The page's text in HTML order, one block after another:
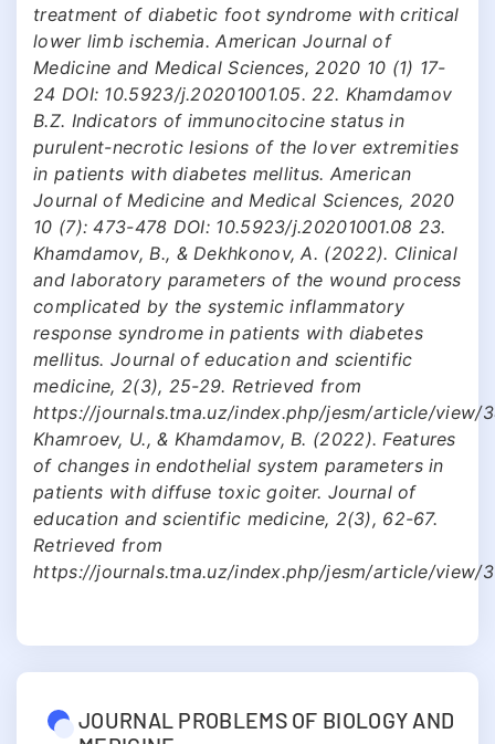
treatment of diabetic foot syndrome with critical
lower limb ischemia. American Journal of
Medicine and Medical Sciences, 2020 10 (1) 17-
24 DOI: 10.5923/j.20201001.05. 22. Khamdamov
B.Z. Indicators of immunocitocine status in
purulent-necrotic lesions of the lover extremities
in patients with diabetes mellitus. American
Journal of Medicine and Medical Sciences, 2020
10 (7): 473-478 DOI: 10.5923/j.20201001.08 23.
Khamdamov, B., & Dekhkonov, A. (2022). Clinical
and laboratory parameters of the wound process
complicated by the systemic inflammatory
response syndrome in patients with diabetes
mellitus. Journal of education and scientific
medicine, 2(3), 25-29. Retrieved from
https://journals.tma.uz/index.php/jesm/article/view/
Khamroev, U., & Khamdamov, B. (2022). Features
of changes in endothelial system parameters in
patients with diffuse toxic goiter. Journal of
education and scientific medicine, 2(3), 62-67.
Retrieved from
https://journals.tma.uz/index.php/jesm/article/view/
JOURNAL PROBLEMS OF BIOLOGY AND